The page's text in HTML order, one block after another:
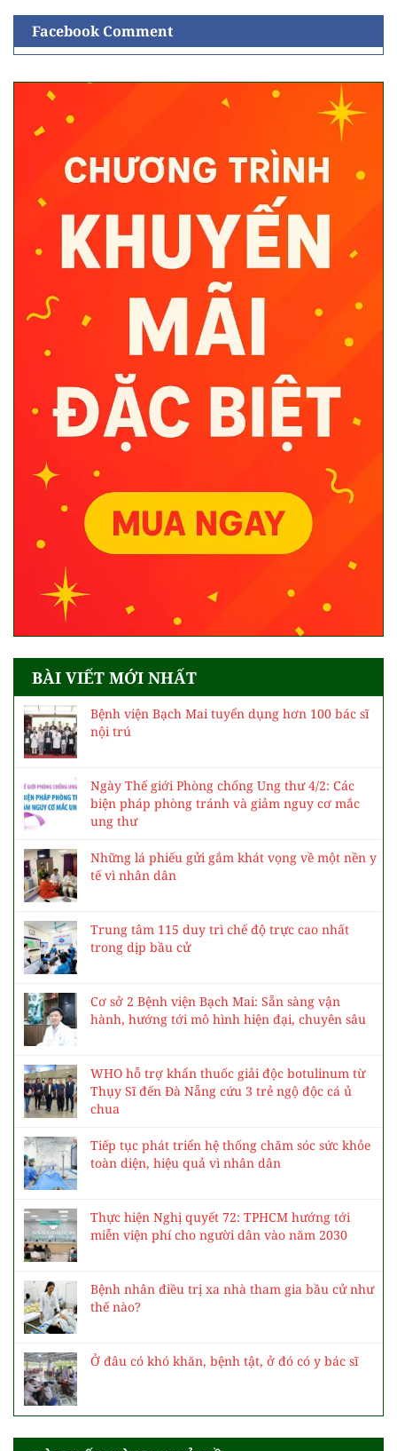
Facebook Comment
BÀI VIẾT MỚI NHẤT
Bệnh viện Bạch Mai tuyển dụng hơn 100 bác sĩ
nội trú
Ngày Thế giới Phòng chống Ung thư 4/2: Các
biện pháp phòng tránh và giảm nguy cơ mắc
ung thư
Những lá phiếu gửi gắm khát vọng về một nền y
tế vì nhân dân
Trung tâm 115 duy trì chế độ trực cao nhất
trong dịp bầu cử
Cơ sở 2 Bệnh viện Bạch Mai: Sẵn sàng vận
hành, hướng tới mô hình hiện đại, chuyên sâu
WHO hỗ trợ khẩn thuốc giải độc botulinum từ
Thụy Sĩ đến Đà Nẵng cứu 3 trẻ ngộ độc cá ủ
chua
Tiếp tục phát triển hệ thống chăm sóc sức khỏe
toàn diện, hiệu quả vì nhân dân
Thực hiện Nghị quyết 72: TPHCM hướng tới
miễn viện phí cho người dân vào năm 2030
Bệnh nhân điều trị xa nhà tham gia bầu cử như
thế nào?
Ở đâu có khó khăn, bệnh tật, ở đó có y bác sĩ